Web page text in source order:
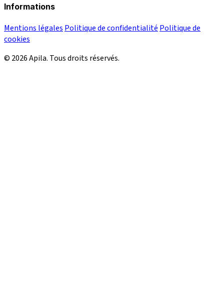
Informations
Mentions légales Politique de confidentialité Politique de
cookies
© 2026 Apila. Tous droits réservés.